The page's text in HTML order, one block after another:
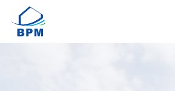
Panneau de gestion des cookies